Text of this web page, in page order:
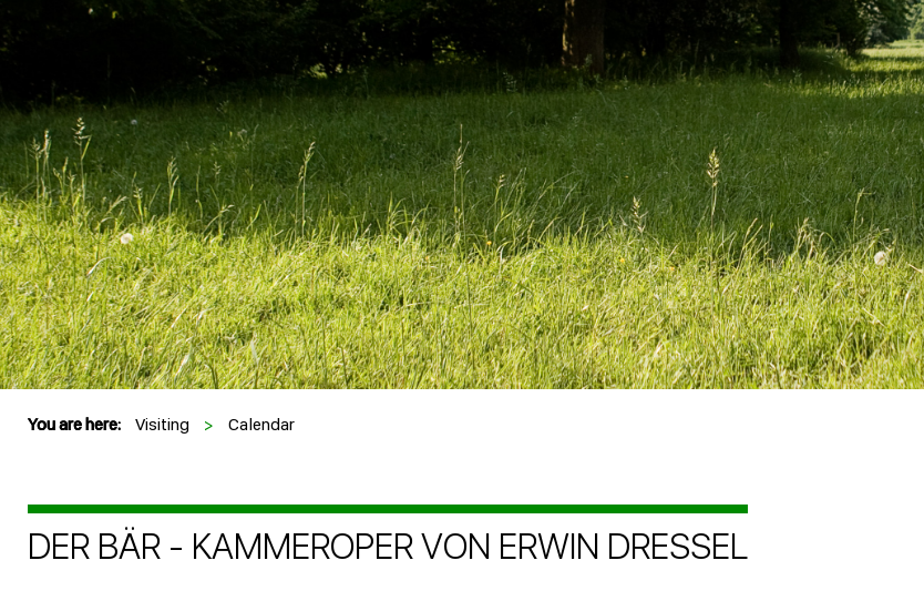
You are here: Visiting > Calendar
DER BÄR - KAMMEROPER VON ERWIN DRESSEL